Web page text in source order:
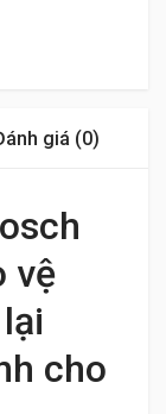
giá (0)
vệ
cho